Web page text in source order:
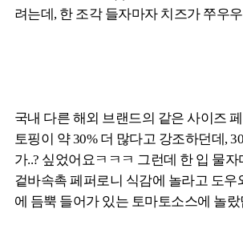
려는데, 한 조각 들자마자 치즈가 쭈우
국내 다른 해외 브랜드의 같은 사이즈
토핑이 약 30% 더 많다고 강조하던데,
가..? 싶었어요ㅋㅋㅋ 그런데 한 입 물
겉바속촉 페퍼로니 식감에 놀라고 도우
에 듬뿍 들어가 있는 토마토소스에 놀랐